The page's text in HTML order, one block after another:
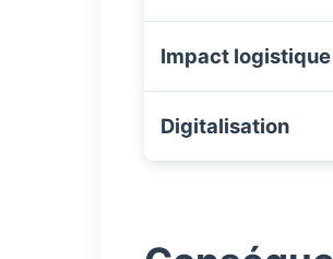
Impact logistique
Digitalisation